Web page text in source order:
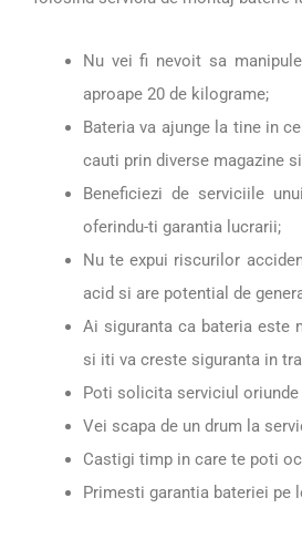
Nu vei fi nevoit sa
aproape 20 de kilograme;
Bateria va ajunge la tine in
cauti prin diverse magazine
Beneficiezi de serviciile
oferindu-ti garantia lucrarii;
Nu te expui riscurilor
acid si are potential de
Ai siguranta ca bateria este
si iti va creste siguranta in
Poti solicita serviciul
Vei scapa de un drum la
Castigi timp in care te poti
Primesti garantia bateriei pe